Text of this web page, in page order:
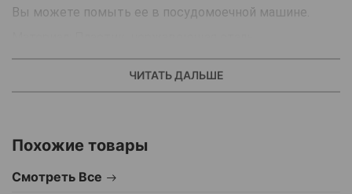
Вы можете помыть ее в посудомоечной машине.
Цвет: Белый с риснуком.
Объем: 350 мл.
ЧИТАТЬ ДАЛЬШЕ
Похожие товары
Смотреть Все